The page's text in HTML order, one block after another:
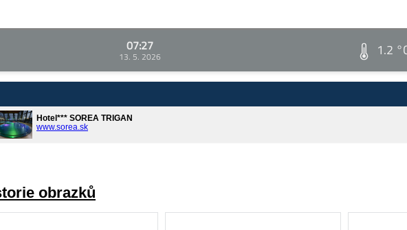
07:27
13. 5. 2026 1.2
Hotel*** SOREA TRIGAN
www.sorea.sk
obrazků